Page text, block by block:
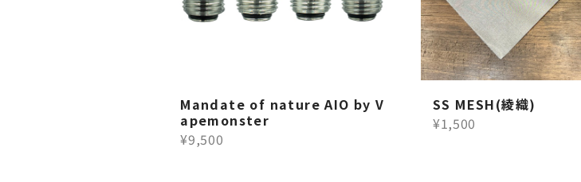
Mandate of nature AIO by V
apemonster
¥9,500
SS MESH(綾織)
¥1,500